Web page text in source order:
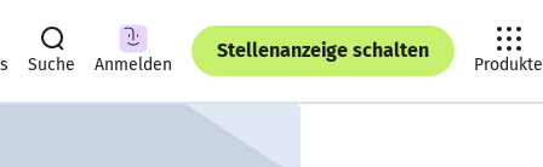
Suche Anmelden
Stellenanzeige schalten
Produkte